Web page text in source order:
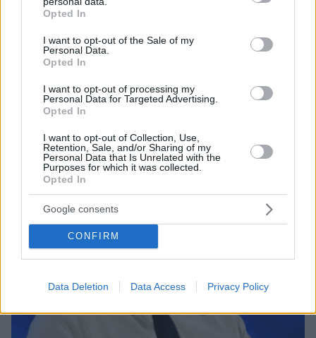
grant or deny consent to Google and its third-party tags to
use your data for below specified purposes in below Google
consent section.
Opted In
I want to opt-out of the Sale of my
Personal Data.
Opted In
I want to opt-out of processing my
Personal Data for Targeted Advertising.
Opted In
I want to opt-out of Collection, Use,
Retention, Sale, and/or Sharing of my
Personal Data that Is Unrelated with the
Purposes for which it was collected.
Opted In
Google consents
CONFIRM
Data Deletion Data Access Privacy Policy
Η Γαλλία μπήκε στο καλώδιο, η Τουρκία... στην
πρίζα: Σπασμωδικές κινήσεις της Άγκυρας με
παραβιάσεις και αδιαλλαξία στο Κυπριακό
09.08.2026, 17:36